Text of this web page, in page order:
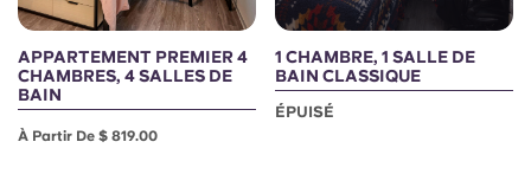
APPARTEMENT PREMIER 4
CHAMBRES, 4 SALLES DE
BAIN
À Partir De $ 819.00
1 CHAMBRE, 1 SALLE DE
BAIN CLASSIQUE
ÉPUISÉ